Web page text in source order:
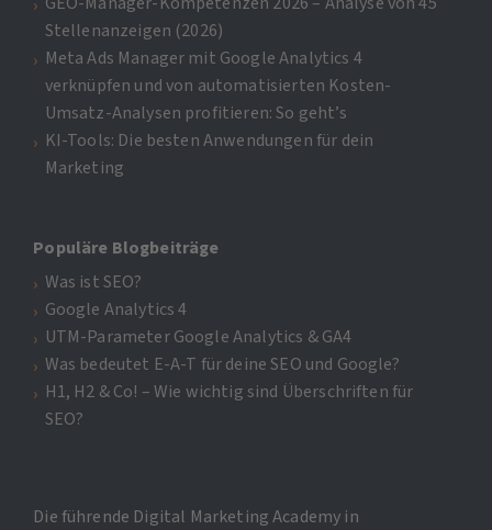
Stellenanzeigen (2026)
Meta Ads Manager mit Google Analytics 4
verknüpfen und von automatisierten Kosten-
Umsatz-Analysen profitieren: So geht’s
KI-Tools: Die besten Anwendungen für dein
Marketing
Populäre Blogbeiträge
Was ist SEO?
Google Analytics 4
UTM-Parameter Google Analytics & GA4
Was bedeutet E-A-T für deine SEO und Google?
H1, H2 & Co! – Wie wichtig sind Überschriften für
SEO?
Die führende Digital Marketing Academy in